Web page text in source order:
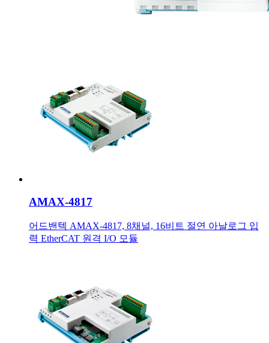
AMAX-4817
어드밴텍 AMAX-4817, 8채널, 16비트 절연 아날로그 입
력 EtherCAT 원격 I/O 모듈